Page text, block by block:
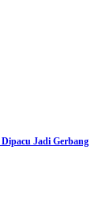
Jadi Gerbang